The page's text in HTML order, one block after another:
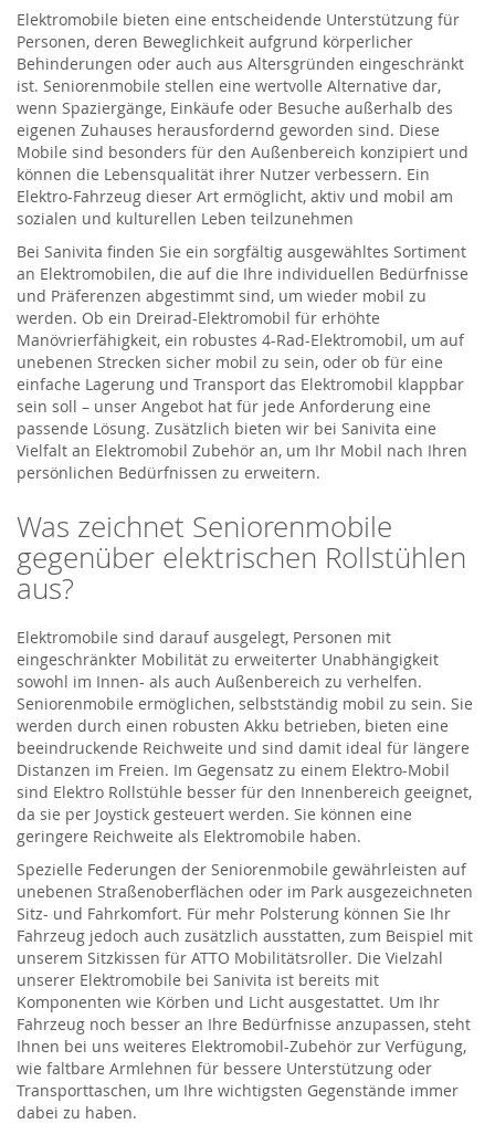
Elektromobile bieten eine entscheidende Unterstützung für
Personen, deren Beweglichkeit aufgrund körperlicher
Behinderungen oder auch aus Altersgründen eingeschränkt
ist. Seniorenmobile stellen eine wertvolle Alternative dar,
wenn Spaziergänge, Einkäufe oder Besuche außerhalb des
eigenen Zuhauses herausfordernd geworden sind. Diese
Mobile sind besonders für den Außenbereich konzipiert und
können die Lebensqualität ihrer Nutzer verbessern. Ein
Elektro-Fahrzeug dieser Art ermöglicht, aktiv und mobil am
sozialen und kulturellen Leben teilzunehmen
Bei Sanivita finden Sie ein sorgfältig ausgewähltes Sortiment
an Elektromobilen, die auf die Ihre individuellen Bedürfnisse
und Präferenzen abgestimmt sind, um wieder mobil zu
werden. Ob ein Dreirad-Elektromobil für erhöhte
Manövrierfähigkeit, ein robustes 4-Rad-Elektromobil, um auf
unebenen Strecken sicher mobil zu sein, oder ob für eine
einfache Lagerung und Transport das Elektromobil klappbar
sein soll – unser Angebot hat für jede Anforderung eine
passende Lösung. Zusätzlich bieten wir bei Sanivita eine
Vielfalt an Elektromobil Zubehör an, um Ihr Mobil nach Ihren
persönlichen Bedürfnissen zu erweitern.
Was zeichnet Seniorenmobile
gegenüber elektrischen Rollstühlen
aus?
Elektromobile sind darauf ausgelegt, Personen mit
eingeschränkter Mobilität zu erweiterter Unabhängigkeit
sowohl im Innen- als auch Außenbereich zu verhelfen.
Seniorenmobile ermöglichen, selbstständig mobil zu sein. Sie
werden durch einen robusten Akku betrieben, bieten eine
beeindruckende Reichweite und sind damit ideal für längere
Distanzen im Freien. Im Gegensatz zu einem Elektro-Mobil
sind Elektro Rollstühle besser für den Innenbereich geeignet,
da sie per Joystick gesteuert werden. Sie können eine
geringere Reichweite als Elektromobile haben.
Spezielle Federungen der Seniorenmobile gewährleisten auf
unebenen Straßenoberflächen oder im Park ausgezeichneten
Sitz- und Fahrkomfort. Für mehr Polsterung können Sie Ihr
Fahrzeug jedoch auch zusätzlich ausstatten, zum Beispiel mit
unserem Sitzkissen für ATTO Mobilitätsroller. Die Vielzahl
unserer Elektromobile bei Sanivita ist bereits mit
Komponenten wie Körben und Licht ausgestattet. Um Ihr
Fahrzeug noch besser an Ihre Bedürfnisse anzupassen, steht
Ihnen bei uns weiteres Elektromobil-Zubehör zur Verfügung,
wie faltbare Armlehnen für bessere Unterstützung oder
Transporttaschen, um Ihre wichtigsten Gegenstände immer
dabei zu haben.